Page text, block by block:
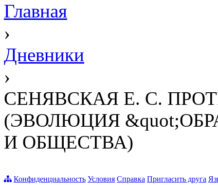
Главная
›
Дневники
›
СЕНЯВСКАЯ Е. С.
(ЭВОЛЮЦИЯ
И ОБЩЕСТВА)
Конфиденциальность Условия Справка Пригласить друга